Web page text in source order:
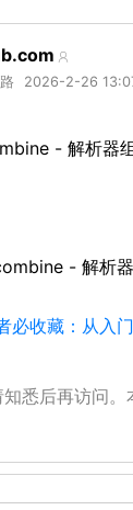
2026-2-26
- 解析器
- 解析
必收藏：从入
悉后再访问